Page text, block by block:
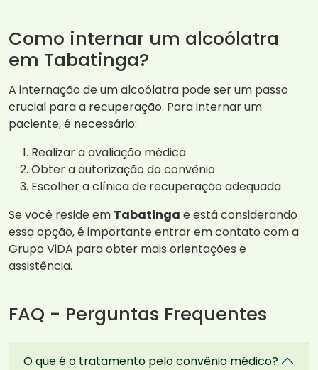
Como internar um alcoólatra
em Tabatinga?
A internação de um alcoólatra pode ser um passo
crucial para a recuperação. Para internar um
paciente, é necessário:
Realizar a avaliação médica
Obter a autorização do convênio
Escolher a clínica de recuperação adequada
Se você reside em Tabatinga e está considerando
essa opção, é importante entrar em contato com a
Grupo ViDA para obter mais orientações e
assistência.
FAQ - Perguntas Frequentes
O que é o tratamento pelo convênio médico?